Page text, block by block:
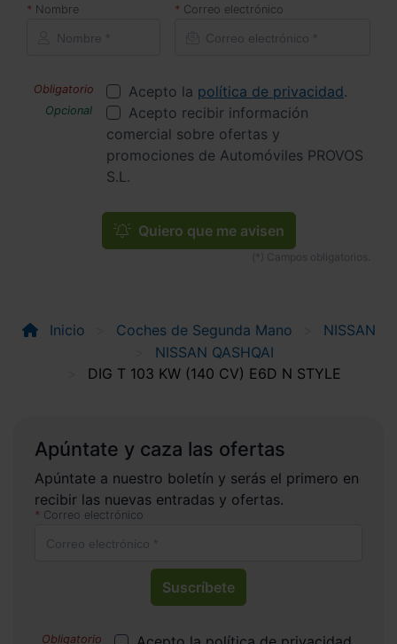
Nombre Correo electrónico
Acepto la política de privacidad.
Acepto recibir información
comercial sobre ofertas y
promociones de Automóviles PROVOS
S.L.
Quiero que me avisen
Inicio Coches de Segunda Mano
NISSAN
NISSAN QASHQAI
DIG T 103 KW (140 CV) E6D N STYLE
Apúntate y caza las ofertas
Apúntate a nuestro boletín y serás el primero en
recibir las nuevas entradas y ofertas.
Correo electrónico
Suscríbete